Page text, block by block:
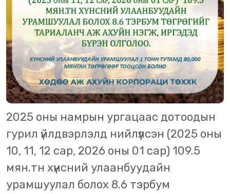
2025 оны намрын ургацаас дотоодын
гурил үйлдвэрлэлд нийлүүлсэн (2025 оны
10, 11, 12 сар, 2026 оны 01 сар) 109.5
мян.тн хүнсний улаанбуудайн
урамшуулал болох 8.6 тэрбум